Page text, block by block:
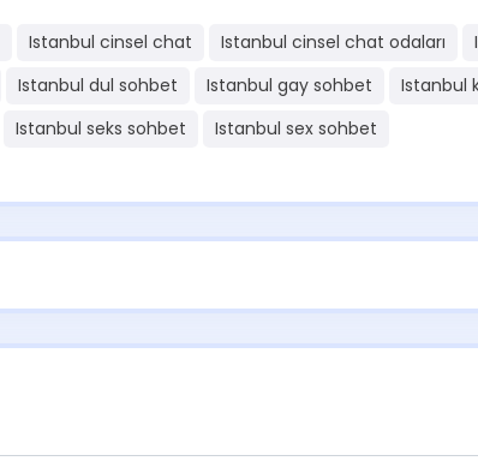
Istanbul cinsel chat Istanbul cinsel chat odaları
Istanbul dul sohbet Istanbul gay sohbet
Istanbul
Istanbul seks sohbet Istanbul sex sohbet